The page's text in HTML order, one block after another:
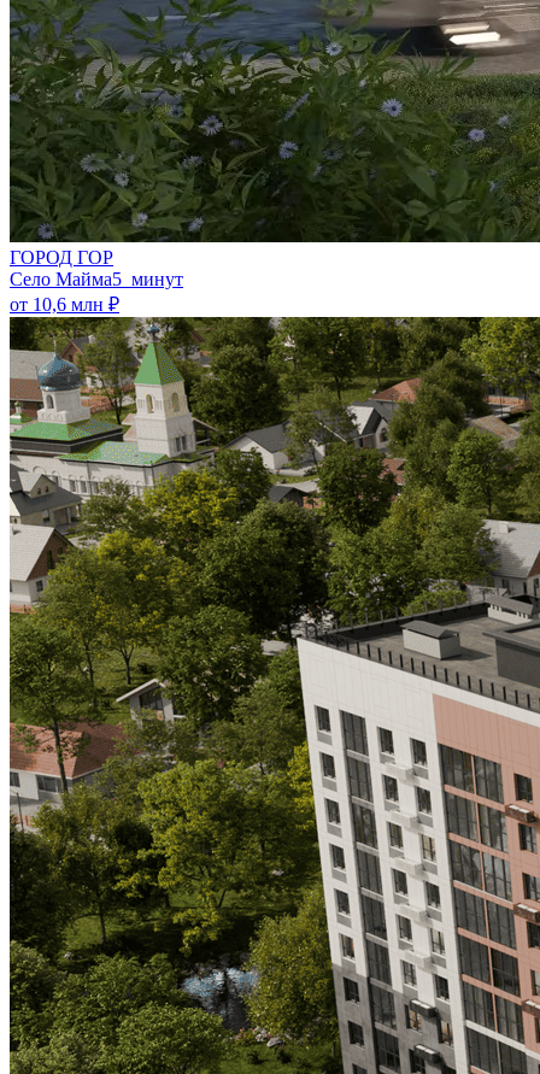
ГОРОД ГОР
Село Майма5 минут
от 10,6 млн ₽